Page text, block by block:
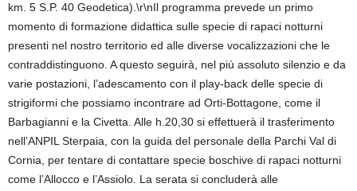
km. 5 S.P. 40 Geodetica).\r\nIl programma prevede un primo
momento di formazione didattica sulle specie di rapaci notturni
presenti nel nostro territorio ed alle diverse vocalizzazioni che le
contraddistinguono. A questo seguirà, nel più assoluto silenzio e da
varie postazioni, l’adescamento con il play-back delle specie di
strigiformi che possiamo incontrare ad Orti-Bottagone, come il
Barbagianni e la Civetta. Alle h.20,30 si effettuerà il trasferimento
nell’ANPIL Sterpaia, con la guida del personale della Parchi Val di
Cornia, per tentare di contattare specie boschive di rapaci notturni
come l’Allocco e l’Assiolo. La serata si concluderà alle